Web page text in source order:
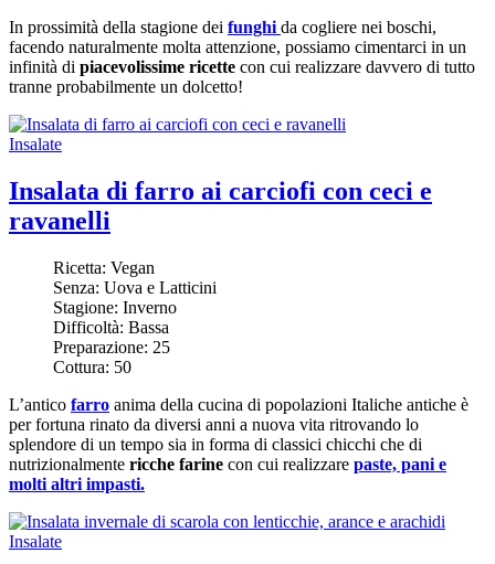
In prossimità della stagione dei funghi da cogliere nei boschi,
facendo naturalmente molta attenzione, possiamo cimentarci in un
infinità di piacevolissime ricette con cui realizzare davvero di tutto
tranne probabilmente un dolcetto!
Insalate
Insalata di farro ai carciofi con ceci e
ravanelli
Ricetta: Vegan
Senza: Uova e Latticini
Stagione: Inverno
Difficoltà: Bassa
Preparazione: 25
Cottura: 50
L’antico farro anima della cucina di popolazioni Italiche antiche è
per fortuna rinato da diversi anni a nuova vita ritrovando lo
splendore di un tempo sia in forma di classici chicchi che di
nutrizionalmente ricche farine con cui realizzare paste, pani e
molti altri impasti.
Insalate